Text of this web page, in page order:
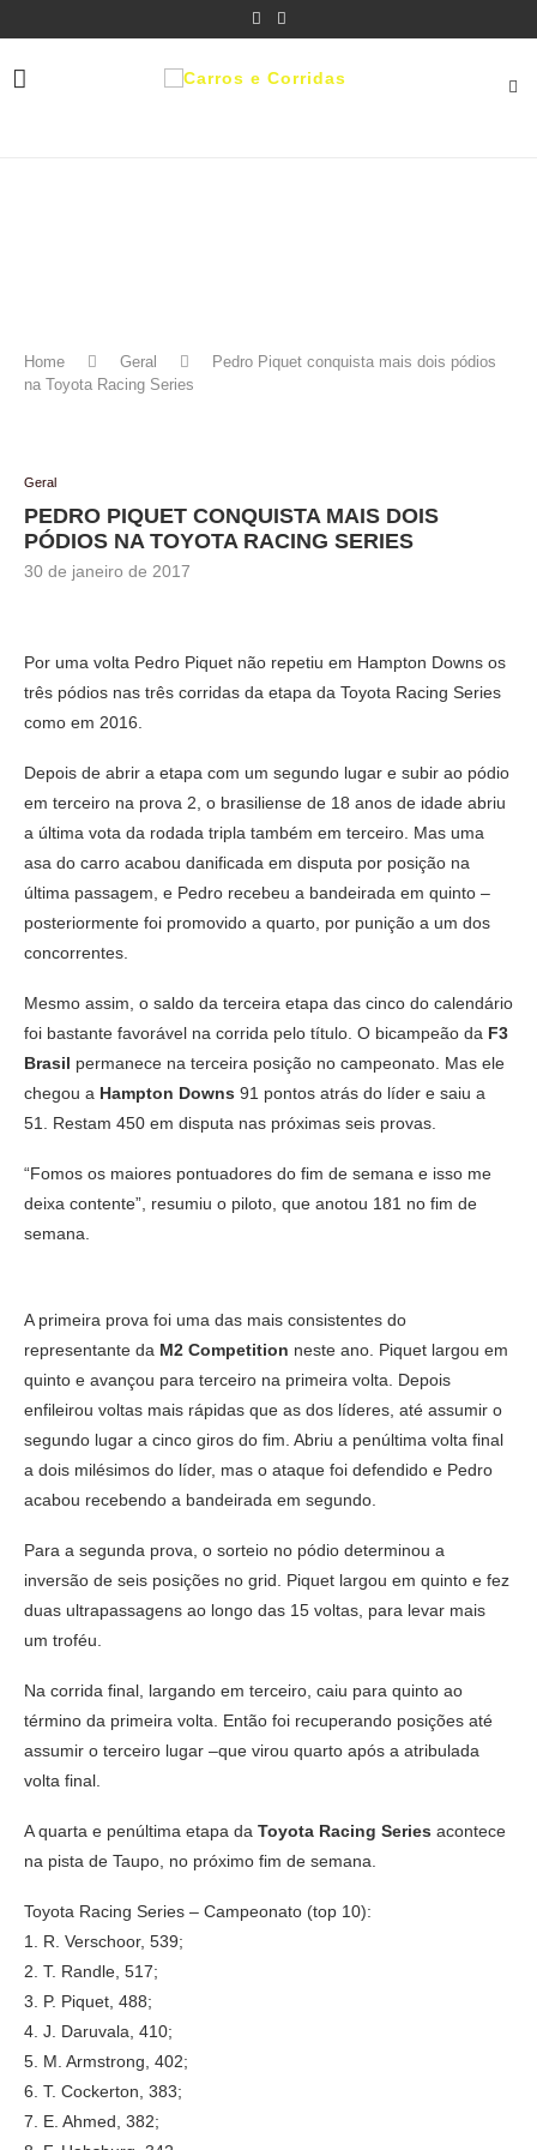
Home Geral
Pedro Piquet conquista mais dois pódios
na Toyota Racing Series
Geral
PEDRO PIQUET CONQUISTA MAIS DOIS
PÓDIOS NA TOYOTA RACING SERIES
30 de janeiro de 2017
Por uma volta Pedro Piquet não repetiu em Hampton Downs os
três pódios nas três corridas da etapa da Toyota Racing Series
como em 2016.
Depois de abrir a etapa com um segundo lugar e subir ao pódio
em terceiro na prova 2, o brasiliense de 18 anos de idade abriu
a última vota da rodada tripla também em terceiro. Mas uma
asa do carro acabou danificada em disputa por posição na
última passagem, e Pedro recebeu a bandeirada em quinto –
posteriormente foi promovido a quarto, por punição a um dos
concorrentes.
Mesmo assim, o saldo da terceira etapa das cinco do calendário
foi bastante favorável na corrida pelo título. O bicampeão da F3
Brasil permanece na terceira posição no campeonato. Mas ele
chegou a Hampton Downs 91 pontos atrás do líder e saiu a
51. Restam 450 em disputa nas próximas seis provas.
“Fomos os maiores pontuadores do fim de semana e isso me
deixa contente”, resumiu o piloto, que anotou 181 no fim de
semana.
A primeira prova foi uma das mais consistentes do
representante da M2 Competition neste ano. Piquet largou em
quinto e avançou para terceiro na primeira volta. Depois
enfileirou voltas mais rápidas que as dos líderes, até assumir o
segundo lugar a cinco giros do fim. Abriu a penúltima volta final
a dois milésimos do líder, mas o ataque foi defendido e Pedro
acabou recebendo a bandeirada em segundo.
Para a segunda prova, o sorteio no pódio determinou a
inversão de seis posições no grid. Piquet largou em quinto e fez
duas ultrapassagens ao longo das 15 voltas, para levar mais
um troféu.
Na corrida final, largando em terceiro, caiu para quinto ao
término da primeira volta. Então foi recuperando posições até
assumir o terceiro lugar –que virou quarto após a atribulada
volta final.
A quarta e penúltima etapa da Toyota Racing Series acontece
na pista de Taupo, no próximo fim de semana.
Toyota Racing Series – Campeonato (top 10):
1. R. Verschoor, 539;
2. T. Randle, 517;
3. P. Piquet, 488;
4. J. Daruvala, 410;
5. M. Armstrong, 402;
6. T. Cockerton, 383;
7. E. Ahmed, 382;